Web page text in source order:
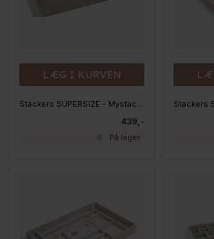
LÆG I KURVEN
Stackers SUPERSIZE - Mystacker - 11 rum, Taupe
439,-
På lager